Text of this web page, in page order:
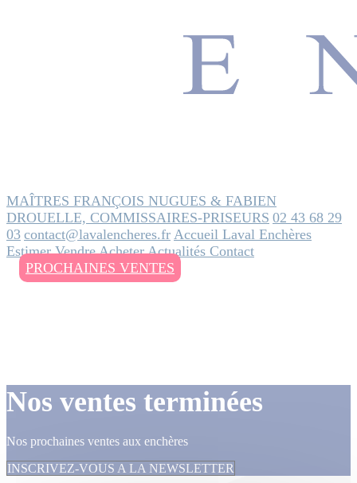
MAÎTRES FRANÇOIS NUGUES & FABIEN
DROUELLE, COMMISSAIRES-PRISEURS 02 43 68 29
03 contact@lavalencheres.fr Accueil Laval Enchères
EstimerVendreAcheterActualités Contact
PROCHAINES VENTES
Nos ventes terminées
Nos prochaines ventes aux enchères
INSCRIVEZ-VOUS A LA NEWSLETTER